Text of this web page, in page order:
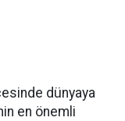
dünyaya
en önemli